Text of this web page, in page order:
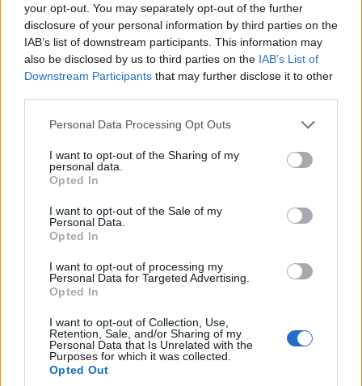
your opt-out. You may separately opt-out of the further
disclosure of your personal information by third parties on the
IAB’s list of downstream participants. This information may
also be disclosed by us to third parties on the IAB’s List of
Downstream Participants that may further disclose it to other
Please note that this website/app uses one or more Google
not limited to your visit or usage behaviour. You may click to
grant or deny consent to Google and its third-party tags to
use your data for below specified purposes in below Google
consent section.
Personal Data Processing Opt Outs
I want to opt-out of the Sharing of my
personal data.
Opted In
I want to opt-out of the Sale of my
Personal Data.
Opted In
I want to opt-out of processing my
Personal Data for Targeted Advertising.
Opted In
I want to opt-out of Collection, Use,
Retention, Sale, and/or Sharing of my
Personal Data that Is Unrelated with the
Purposes for which it was collected.
Opted Out
TEMI:
Feriti Incidente Arzachena
Incidente Arzachena
Notizie Arzachena
Vigili Del Fuoco Arzachena
Notizie in tempo reale?
Entra nel canale telegram di
Inviaci le tue segnalazioni,
Su WhatsApp al numero +39
345 356 7512
Ricevi le nostre ultime news